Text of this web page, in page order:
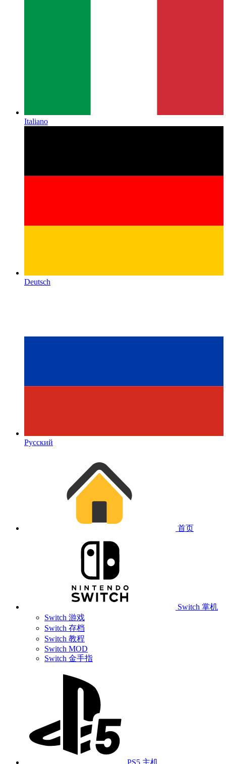
Italiano
Deutsch
Русский
首页
Switch 掌机
Switch 游戏
Switch 存档
Switch 教程
Switch MOD
Switch 金手指